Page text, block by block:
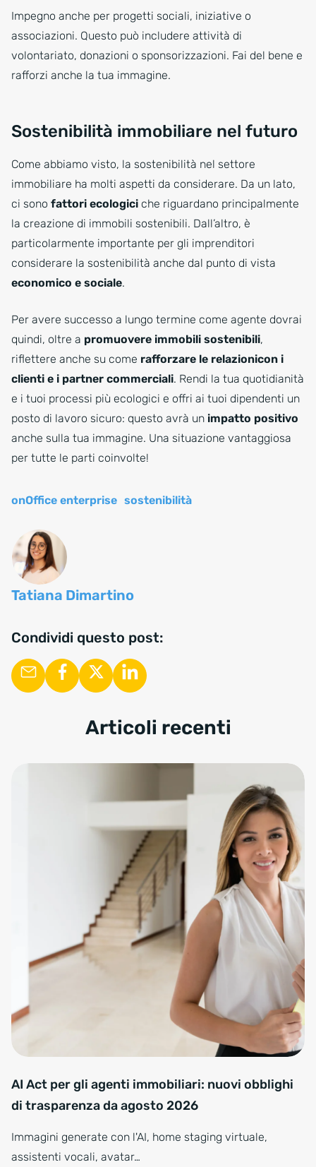
Impegno anche per progetti sociali, iniziative o
associazioni. Questo può includere attività di
volontariato, donazioni o sponsorizzazioni. Fai del bene e
rafforzi anche la tua immagine.
Sostenibilità immobiliare nel futuro
Come abbiamo visto, la sostenibilità nel settore
immobiliare ha molti aspetti da considerare. Da un lato,
ci sono fattori ecologici che riguardano principalmente
la creazione di immobili sostenibili. Dall’altro, è
particolarmente importante per gli imprenditori
considerare la sostenibilità anche dal punto di vista
economico e sociale.
Per avere successo a lungo termine come agente dovrai
quindi, oltre a promuovere immobili sostenibili,
riflettere anche su come rafforzare le relazionicon i
clienti e i partner commerciali. Rendi la tua quotidianità
e i tuoi processi più ecologici e offri ai tuoi dipendenti un
posto di lavoro sicuro: questo avrà un impatto positivo
anche sulla tua immagine. Una situazione vantaggiosa
per tutte le parti coinvolte!
onOffice enterprise sostenibilità
Tatiana Dimartino
Condividi questo post:
Articoli recenti
AI Act per gli agenti immobiliari: nuovi obblighi
di trasparenza da agosto 2026
Immagini generate con l'AI, home staging virtuale,
assistenti vocali, avatar…